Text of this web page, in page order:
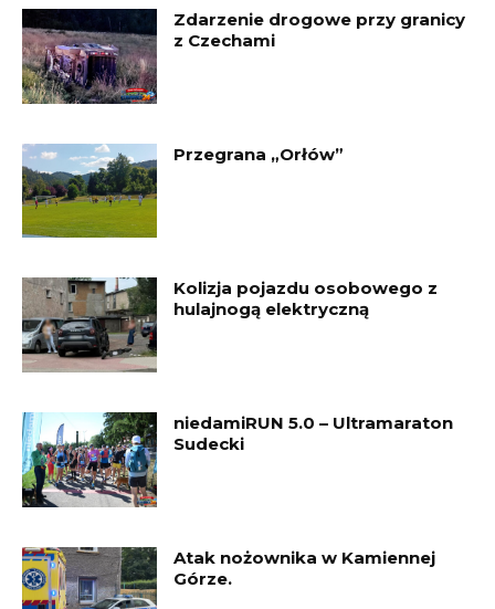
Zdarzenie drogowe przy granicy
z Czechami
Przegrana „Orłów”
Kolizja pojazdu osobowego z
hulajnogą elektryczną
niedamiRUN 5.0 – Ultramaraton
Sudecki
Atak nożownika w Kamiennej
Górze.